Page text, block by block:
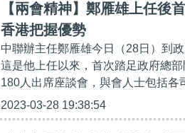
【兩會精神】鄭雁雄上任後
香港把握優勢
中聯辦主任鄭雁雄今日（28日）到
這是他上任以來，首次踏足政府總
180人出席座談會，與會人士包括各
2023-03-28 19:38:54